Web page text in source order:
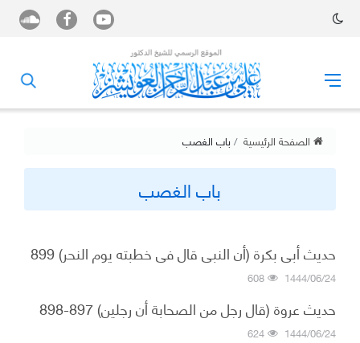
الصفحة الرئيسية باب الغصب
باب الغصب
حديث أبي بكرة (أن النبي قال في خطبته يوم النحر) 899
1444/06/24
608
حديث عروة (قال رجل من الصحابة أن رجلين) 897-898
1444/06/24
624